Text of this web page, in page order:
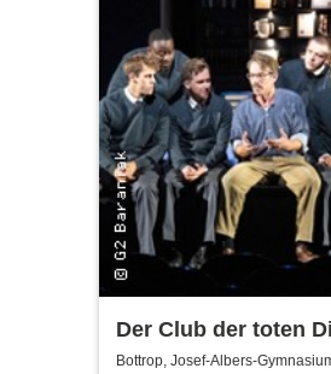
Der Club der toten
Hamburger
Bottrop, Josef-Albers-